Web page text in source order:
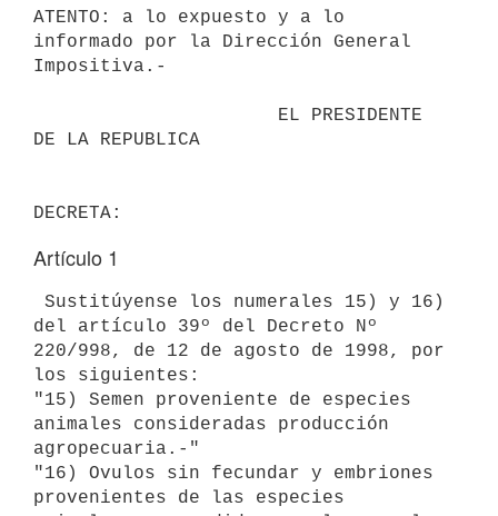
ATENTO: a lo expuesto y a lo
informado por la Dirección General
Impositiva.-
DE LA REPUBLICA
Artículo 1
del artículo 39º del Decreto Nº
220/998, de 12 de agosto de 1998, por
los siguientes:
"15) Semen proveniente de especies
animales consideradas producción
agropecuaria.-"
"16) Ovulos sin fecundar y embriones
provenientes de las especies